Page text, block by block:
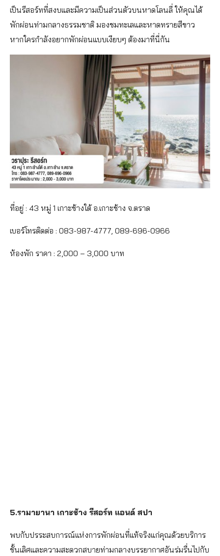
เป็นรีสอร์ทที่สงบและมีความเป็นส่วนตัวบนหาดโลนลี่ ให้คุณได้
พักผ่อนท่ามกลางธรรมชาติ มองชมทะเลและหาดทรายสีขาว
หากใครกำลังอยากพักผ่อนแบบเงียบๆ ต้องมาที่นี่กัน
ที่อยู่ : 43 หมู่ 1 เกาะช้างใต้ อ.เกาะช้าง จ.ตราด
เบอร์โทรติดต่อ : 083-987-4777, 089-696-0966
ห้องพัก ราคา : 2,000 – 3,000 บาท
5.รามายานา เกาะช้าง รีสอร์ท แอนด์ สปา
พบกับปรระสบการณ์แห่งการพักผ่อนที่แท้จริงแก่คุณด้วยบริการ
ชั้นเลิศและความสะดวกสบายท่ามกลางบรรยากาศอันร่มรื่นไปกับ